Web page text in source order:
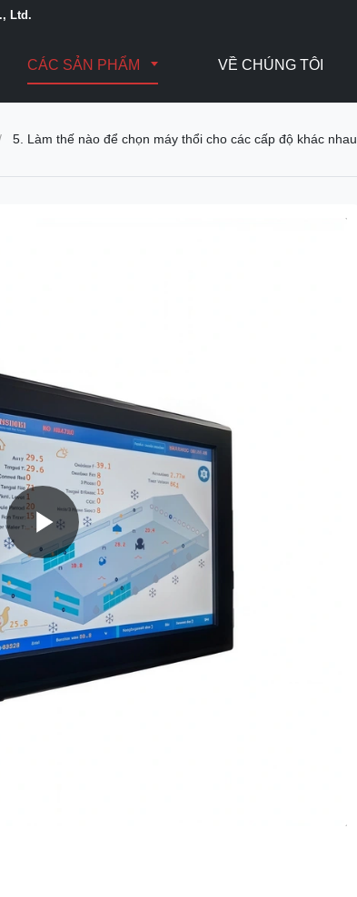
Ltd.
CÁC SẢN PHẨM VỀ CHÚNG TÔI
5. Làm thế nào để chọn máy thổi cho các cấp độ khác nhau